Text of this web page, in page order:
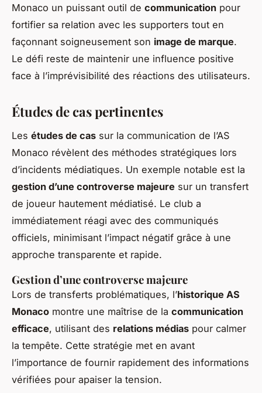
Monaco un puissant outil de communication pour
fortifier sa relation avec les supporters tout en
façonnant soigneusement son image de marque.
Le défi reste de maintenir une influence positive
face à l’imprévisibilité des réactions des utilisateurs.
Études de cas pertinentes
Les études de cas sur la communication de l’AS
Monaco révèlent des méthodes stratégiques lors
d’incidents médiatiques. Un exemple notable est la
gestion d’une controverse majeure sur un transfert
de joueur hautement médiatisé. Le club a
immédiatement réagi avec des communiqués
officiels, minimisant l’impact négatif grâce à une
approche transparente et rapide.
Gestion d’une controverse majeure
Lors de transferts problématiques, l’historique AS
Monaco montre une maîtrise de la communication
efficace, utilisant des relations médias pour calmer
la tempête. Cette stratégie met en avant
l’importance de fournir rapidement des informations
vérifiées pour apaiser la tension.